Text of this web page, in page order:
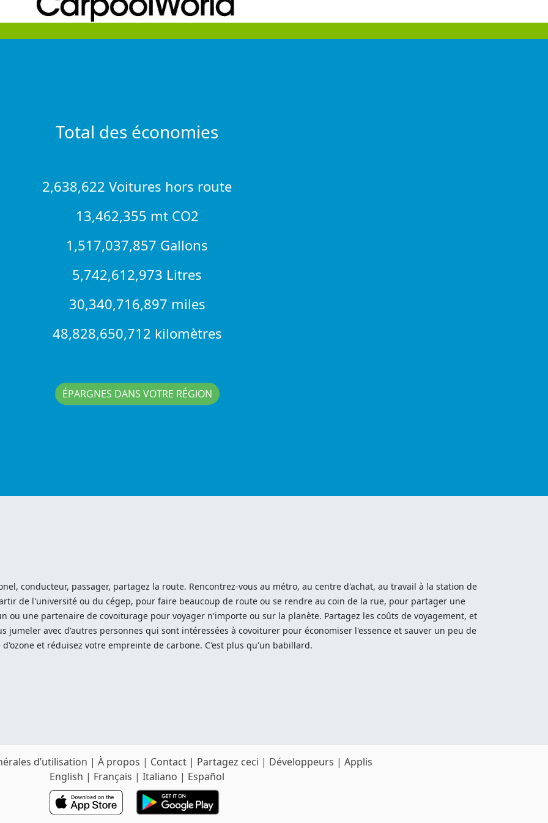
Total des économies
2,638,622 Voitures hors route
13,462,355 mt CO2
1,517,037,857 Gallons
5,742,612,973 Litres
30,340,716,897 miles
48,828,650,712 kilomètres
ÉPARGNES DANS VOTRE RÉGION
conducteur, passager, partagez la route. Rencontrez-vous au métro, au centre d'achat, au travail à la station de
de l'université ou du cégep, pour faire beaucoup de route ou se rendre au coin de la rue, pour partager une
ou une partenaire de covoiturage pour voyager n'importe ou sur la planète. Partagez les coûts de voyagement, et
jumeler avec d'autres personnes qui sont intéressées à covoiturer pour économiser l'essence et sauver un peu de
d'ozone et réduisez votre empreinte de carbone. C'est plus qu'un babillard.
d’utilisation | À propos | Contact | Partagez ceci | Développeurs | Applis
English | Français | Italiano | Español